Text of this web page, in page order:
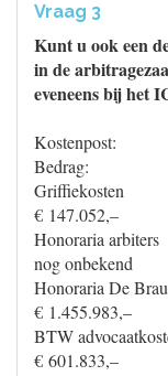
Vraag 3
Kunt u ook een
in de
eveneens bij het
Kostenpost:
Bedrag:
Griffiekosten
€ 147.052,–
Honoraria arbiters
nog onbekend
Honoraria De
€ 1.455.983,–
BTW
€ 601.833,–